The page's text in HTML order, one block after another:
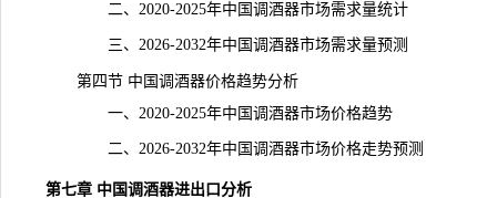
二、2020-2025年中国调酒器市场需求量统计
三、2026-2032年中国调酒器市场需求量预测
第四节 中国调酒器价格趋势分析
一、2020-2025年中国调酒器市场价格趋势
二、2026-2032年中国调酒器市场价格走势预测
第七章 中国调酒器进出口分析